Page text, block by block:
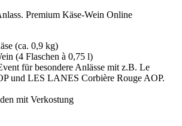
Premium Käse-Wein Online
(ca. 0,9 kg)
(4 Flaschen à 0,75 l)
für besondere Anlässe mit z.B. Le
und LES LANES Corbière Rouge AOP.
mit Verkostung